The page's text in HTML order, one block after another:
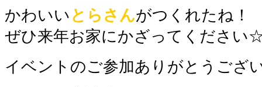
かわいい とらさんがつくれたね！
ぜひ来年お家にかざってください
イベントのご参加ありがとうござ